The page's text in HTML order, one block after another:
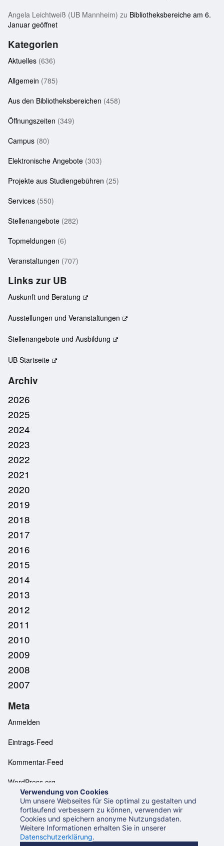
Angela Leichtweiß (UB Mannheim) zu Bibliotheksbereiche am 6.
Januar geöffnet
Kategorien
Aktuelles (636)
Allgemein (785)
Aus den Bibliotheksbereichen (458)
Öffnungszeiten (349)
Campus (80)
Elektronische Angebote (303)
Projekte aus Studiengebühren (25)
Services (550)
Stellenangebote (282)
Topmeldungen (6)
Veranstaltungen (707)
Links zur UB
Auskunft und Beratung
Ausstellungen und Veranstaltungen
Stellenangebote und Ausbildung
UB Startseite
Archiv
2026
2025
2024
2023
2022
2021
2020
2019
2018
2017
2016
2015
2014
2013
2012
2011
2010
2009
2008
2007
Meta
Anmelden
Eintrags-Feed
Kommentar-Feed
WordPress.org
Neues aus der UB Mannheim
Datenschutzerklärung
Impressum
Verwendung von Cookies
Um unsere Webseites für Sie optimal zu gestalten und
fortlaufend verbessern zu können, verwenden wir
Cookies und speichern anonyme Nutzungsdaten.
Weitere Informationen erhalten Sie in unserer
Datenschutzerklärung.